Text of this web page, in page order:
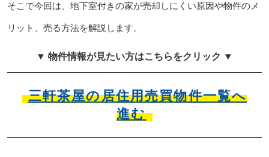
そこで今回は、地下室付きの家が売却しにくい原因や物件のメ
リット、売る方法を解説します。
▼ 物件情報が見たい方はこちらをクリック ▼
三軒茶屋の居住用売買物件一覧へ
進む